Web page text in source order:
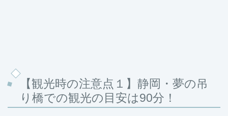
【観光時の注意点１】静岡・夢の吊
り橋での観光の目安は90分！